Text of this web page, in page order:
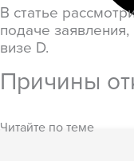
В статье
подаче
визе D.
Причины
Читайте по теме